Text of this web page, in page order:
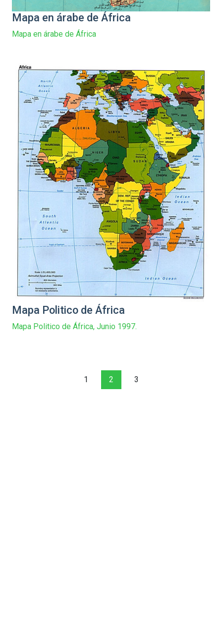
Mapa en árabe de África
Mapa en árabe de África
Mapa Politico de África
Mapa Politico de África, Junio 1997.
1 2 3